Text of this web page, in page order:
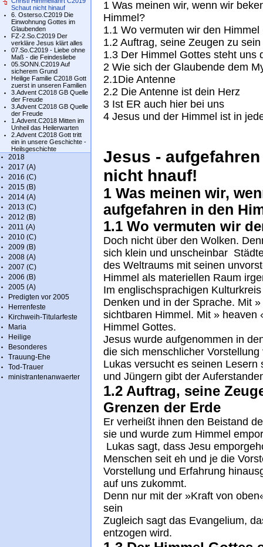
Schaut nicht hinauf
6. Osterso.C2019 Die
Einwohnung Gottes im
Glaubenden
FZ-2.So.C2019 Der
verkläre Jesus klärt alles
07.So.C2019 - Liebe ohne
Maß - die Feindesliebe
05.SONN.C2019 Auf
sicherem Grund
Heilige Familie C2018 Gott
zuerst in unseren Familien
3.Advent C2018 GB Quelle
der Freude
3.Advent C2018 GB Quelle
der Freude
1.Advent.C2018 Mitten im
Unheil das Heilerwarten
2.Advent C2018 Gott tritt
ein in unsere Geschichte -
Heilsgeschichte
2018
2017 (A)
2016 (C)
2015 (B)
2014 (A)
2013 (C)
2012 (B)
2011 (A)
2010 (C)
2009 (B)
2008 (A)
2007 (C)
2006 (B)
2005 (A)
Predigten vor 2005
Herrenfeste
Kirchweih-Titularfeste
Maria
Heilige
Besonderes
Trauung-Ehe
Tod-Trauer
ministrantenanwaerter
1 Was meinen wir, wenn wir
Himmel?
1.1 Wo vermuten wir den Himmel
1.2 Auftrag, seine Zeugen zu
1.3 Der Himmel Gottes steht uns
2 Wie sich der Glaubende dem
2.1Die Antenne
2.2 Die Antenne ist dein Herz
3 Ist ER auch hier bei uns
4 Jesus und der Himmel ist in
Jesus -
nicht hnauf!
1 Was meinen wir,
aufgefahren in den
1.1 Wo vermuten wir
Doch nicht über den Wolken.
sich klein und unscheinbar
des Weltraums mit seinen
Himmel als materiellen Raum
Im englischsprachigen
Denken und in der Sprache. Mit
sichtbaren Himmel. Mit » heaven
Himmel Gottes.
Jesus wurde aufgenommen in
die sich menschlicher
Lukas versucht es seinen
und Jüngern gibt der
1.2 Auftrag, seine
Grenzen der Erde
Er verheißt ihnen den Beistand
sie und wurde zum Himmel
Lukas sagt, dass Jesu
Menschen seit eh und je die
Vorstellung und Erfahrung
auf uns zukommt.
Denn nur mit der »Kraft von
sein
Zugleich sagt das Evangelium,
entzogen wird.